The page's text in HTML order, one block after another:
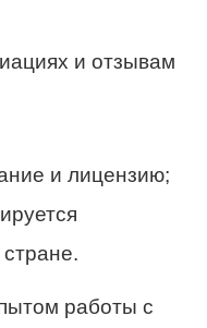
и отзывам
и лицензию;
работы с